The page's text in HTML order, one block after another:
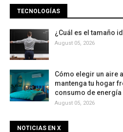
TECNOLOGÍAS
¿Cuál es el tamaño
August 05, 2026
Cómo elegir un aire
mantenga tu hogar
consumo de energía
August 05, 2026
NOTICIAS EN X